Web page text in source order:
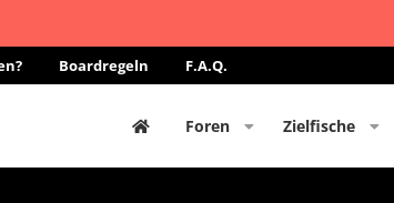
Boardregeln F.A.Q.
Foren Zielfische